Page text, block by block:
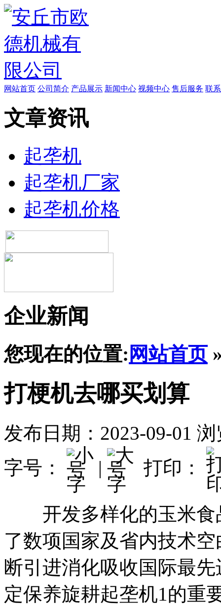
网站首页 公司简介 产品展示 新闻中心 视频中心 售后服务 联
文章资讯
起垄机
起垄机厂家
起垄机价格
企业新闻
您现在的位置: 网站首页
打梗机去哪买划算
发布日期：2023-09-01 浏
字号：
| 打印：
开发多样化的玉米食
了数项国家及省内技术
断引进消化吸收国际最
定保养旋耕起垄机1的重